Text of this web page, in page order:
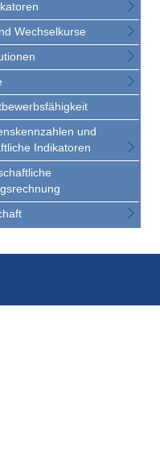
Wechselkurse
und
Indikatoren